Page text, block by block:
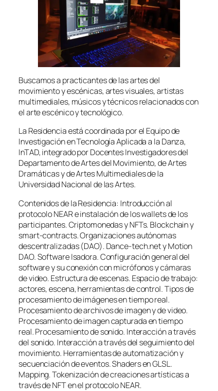
Buscamos a practicantes de las artes del
movimiento y escénicas, artes visuales, artistas
multimediales, músicos y técnicos relacionados con
el arte escénico y tecnológico.
La Residencia está coordinada por el Equipo de
Investigación en Tecnología Aplicada a la Danza,
InTAD, integrado por Docentes Investigadores del
Departamento de Artes del Movimiento, de Artes
Dramáticas y de Artes Multimediales de la
Universidad Nacional de las Artes.
Contenidos de la Residencia: Introducción al
protocolo NEAR e instalación de los wallets de los
participantes. Criptomonedas y NFTs. Blockchain y
smart-contracts. Organizaciones autónomas
descentralizadas (DAO). Dance-tech.net y Motion
DAO. Software Isadora. Configuración general del
software y su conexión con micrófonos y cámaras
de video. Estructura de escenas. Espacio de trabajo:
actores, escena, herramientas de control. Tipos de
procesamiento de imágenes en tiempo real.
Procesamiento de archivos de imagen y de video.
Procesamiento de imagen capturada en tiempo
real. Procesamiento de sonido. Interacción a través
del sonido. Interacción a través del seguimiento del
movimiento. Herramientas de automatización y
secuenciación de eventos. Shaders en GLSL.
Mapping. Tokenización de creaciones artísticas a
través de NFT en el protocolo NEAR.